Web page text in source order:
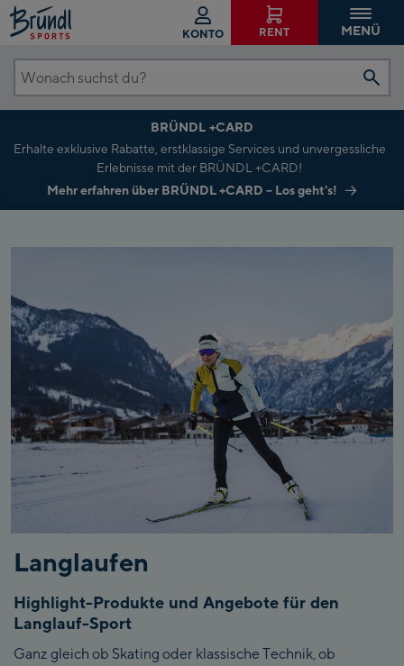
KONTO RENT MENÜ
Wonach
suchst
BRÜNDL +CARD
Erhalte exklusive Rabatte, erstklassige Services und unvergessliche
Erlebnisse mit der BRÜNDL +CARD!
Mehr erfahren über BRÜNDL +CARD – Los geht's!
Langlaufen
Highlight-Produkte und Angebote für den
Langlauf-Sport
Ganz gleich ob Skating oder klassische Technik, ob